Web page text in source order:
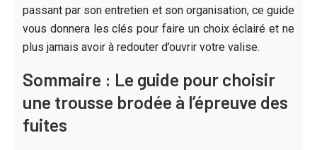
passant par son entretien et son organisation, ce guide
vous donnera les clés pour faire un choix éclairé et ne
plus jamais avoir à redouter d’ouvrir votre valise.
Sommaire : Le guide pour choisir
une trousse brodée à l’épreuve des
fuites